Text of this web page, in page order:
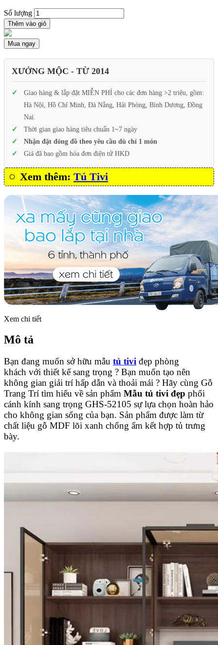
Số lượng
Thêm vào giỏ
Mua ngay
XƯỞNG MỘC - TỪ 2014
Giao hàng & lắp đặt MIỄN PHÍ cho các đơn hàng >2 triệu, gồm:
Hà Nội, Hồ Chí Minh, Đà Nẵng, Hải Phòng, Bình Dương, Đồng
Nai.
Thời gian giao hàng tiêu chuẩn 1~7 ngày
Nhận đặt đóng đồ theo yêu cầu dù chỉ 1 món
Giá đã bao gồm hóa đơn điện tử HKD
Xem thêm: Tủ Tivi
Xem chi tiết
Mô tả
Bạn đang muốn sở hữu mẫu tủ tivi đẹp phòng
khách với thiết kếsang trọng ? Bạn muốn tạo nên
không gian giải trí hấp dẫn và thoải mái ? Hãy cùng Gỗ
Trang Trí tìm hiểu về sản phẩm Mẫu tủ tivi đẹp phối
cánh kính sang trọng GHS-52105 sự lựa chọn hoàn hảo
cho không gian sống của bạn. Sản phẩm được làm từ
chất liệu gỗ MDF lõi xanh chống ẩm kết hợp tủ trưng
bày.